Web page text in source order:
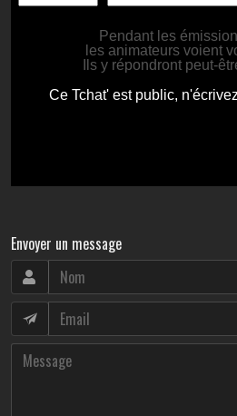
Envoyer un message